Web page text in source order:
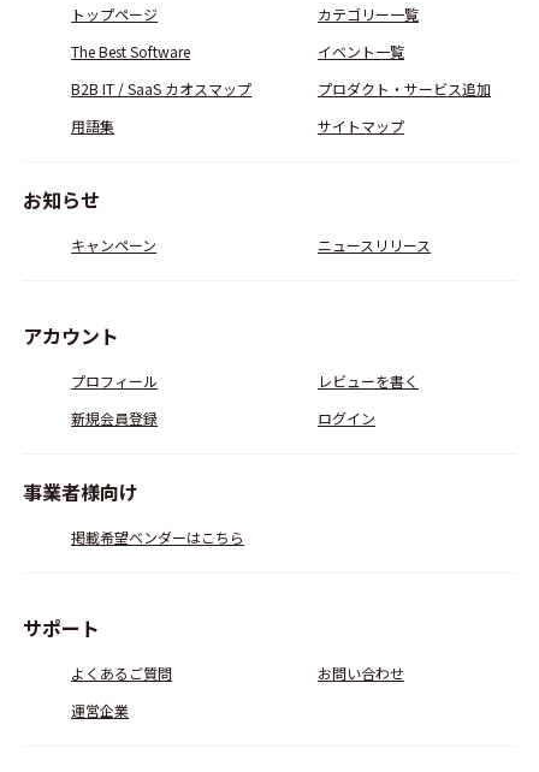
トップページ
カテゴリー一覧
The Best Software
イベント一覧
B2B IT / SaaS カオスマップ
プロダクト・サービス追加
用語集
サイトマップ
お知らせ
キャンペーン ニュースリリース
アカウント
プロフィール
レビューを書く
新規会員登録
ログイン
事業者様向け
掲載希望ベンダーはこちら
サポート
よくあるご質問
お問い合わせ
運営企業